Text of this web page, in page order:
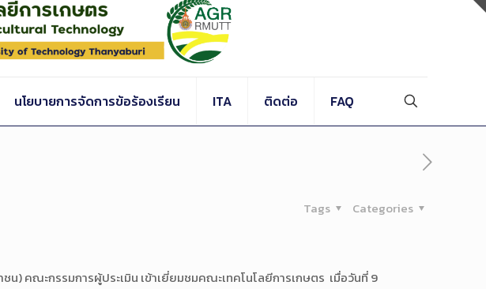
นโยบายการจัดการข้อร้องเรียน ITA ติดต่อ FAQ
Categories
Tags
คณะกรรมการผู้ประเมิน เข้าเยี่ยมชมคณะเทคโนโลยีการเกษตร เมื่อวันที่ 9